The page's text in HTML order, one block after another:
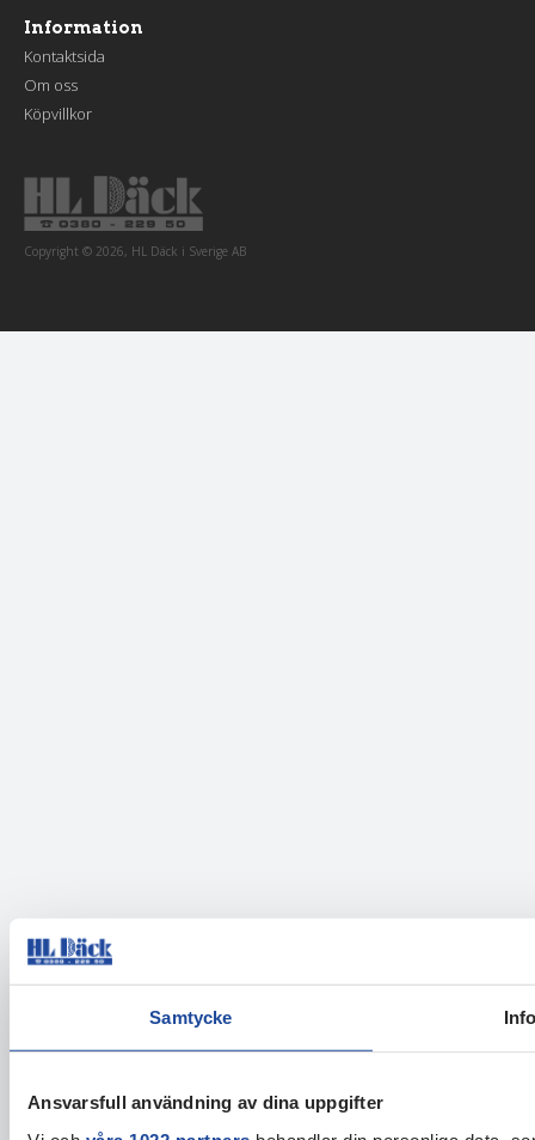
Samtycke
Ansvarsfull användning av dina uppgifter
Information
Kontaktsida
Om oss
Köpvillkor
Copyright © 2026, HL Däck i Sverige AB